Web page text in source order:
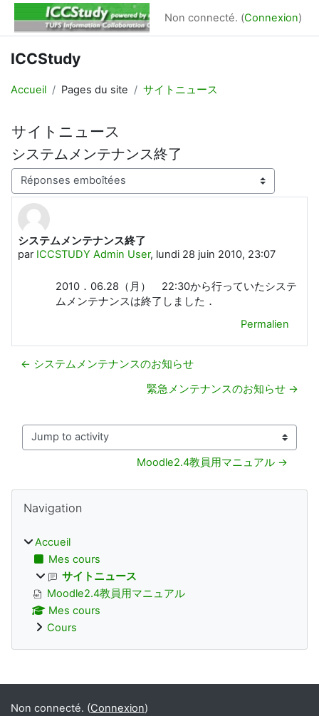
Passer au contenu principal
Non connecté. (Connexion)
ICCStudy
Accueil Pages du site サイトニュース
サイトニュース
システムメンテナンス終了
Type d’affichage
システムメンテナンス終了
par ICCSTUDY Admin User, lundi 28 juin 2010, 23:07
Nombre de réponses : 0
2010．06.28（月） 22:30から行っていたシステ
ムメンテナンスは終了しました．
Permalien
← システムメンテナンスのお知らせ
緊急メンテナンスのお知らせ →
Jump to activity
Moodle2.4教員用マニュアル →
Blocs
Navigation
Accueil
Mes cours
サイトニュース
Moodle2.4教員用マニュアル
Mes cours
Cours
Blocs supplémentaires
Non connecté. (Connexion)